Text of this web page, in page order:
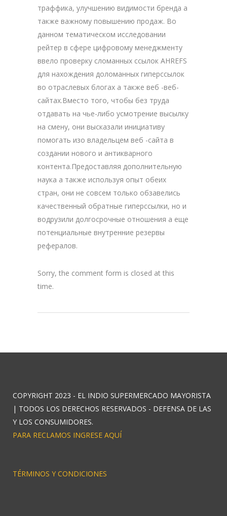
траффика, улучшению видимости бренда а
также важному повышению продаж. Во
данном тематическом исследовании
рейтер в сфере цифровому менеджменту
ввело проверку сломанных ссылок AHREFS
для нахождения доломанных гиперссылок
во отраслевых блогах а также веб -веб-
сайтах.Вместо того, чтобы без труда
отдавать на чье-либо усмотрение высылку
на смену, они высказали инициативу
помогать изо владельцем веб -сайта в
создании нового и антикварного
контента.Предоставляя дополнительную
наука а также используя опыт обеих
стран, они не совсем только обзавелись
качественный обратные гиперссылки, но и
водрузили долгосрочные отношения а еще
потенциальные внутренние резервы
рефералов.
Sorry, the comment form is closed at this
time.
COPYRIGHT 2023 - EL INDIO SUPERMERCADO MAYORISTA
| TODOS LOS DERECHOS RESERVADOS - DEFENSA DE LAS
Y LOS CONSUMIDORES.
PARA RECLAMOS INGRESE AQUÍ
TÉRMINOS Y CONDICIONES